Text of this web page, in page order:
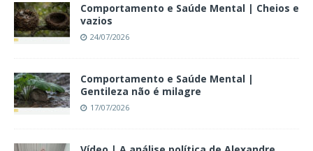
Comportamento e Saúde Mental | Cheios e
vazios
24/07/2026
Comportamento e Saúde Mental |
Gentileza não é milagre
17/07/2026